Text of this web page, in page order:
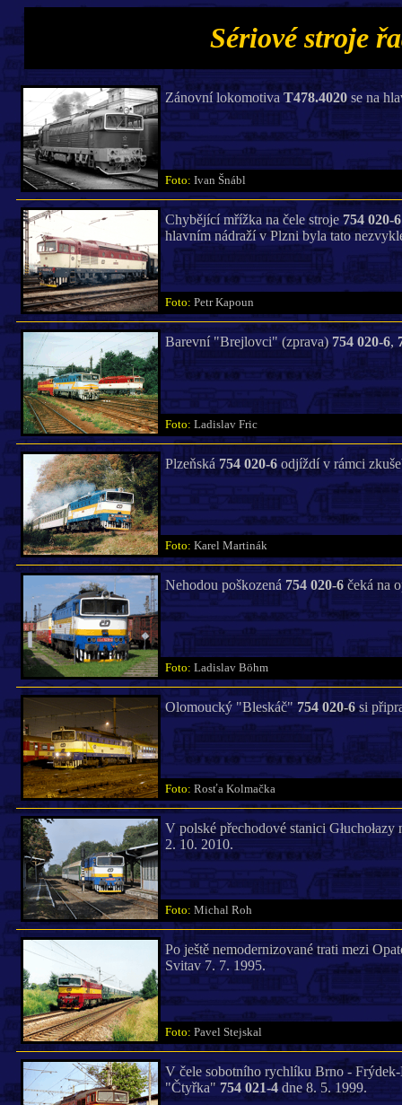
Sériové stroje
Zánovní lokomotiva T478.4020se na
Foto: Ivan Šnábl
Chybějící mřížka na čele stroje 754 020-6
hlavním nádraží v Plzni byla tato
Foto: Petr Kapoun
Barevní "Brejlovci" (zprava)754 020-6,
Foto: Ladislav Fric
Plzeňská 754 020-6odjíždí v rámci
Foto: Karel Martinák
Nehodou poškozená 754 020-6čeká na
Foto: Ladislav Böhm
Olomoucký "Bleskáč" 754 020-6si
Foto: Rosťa Kolmačka
V polské přechodové stanici
2. 10. 2010.
Foto: Michal Roh
Po ještě nemodernizované trati mezi
Svitav 7. 7. 1995.
Foto: Pavel Stejskal
V čele sobotního rychlíku Brno -
"Čtyřka" 754 021-4dne 8. 5. 1999.